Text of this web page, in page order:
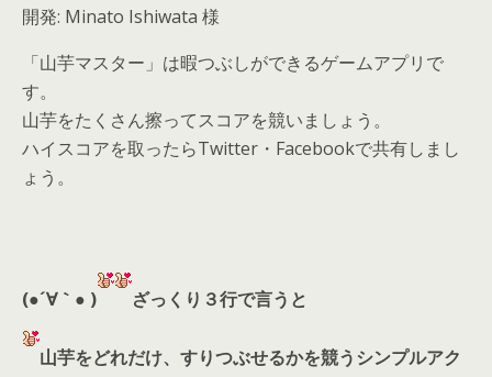
開発: Minato Ishiwata 様
「山芋マスター」は暇つぶしができるゲームアプリで
す。
山芋をたくさん擦ってスコアを競いましょう。
ハイスコアを取ったらTwitter・Facebookで共有しまし
ょう。
(●´∀｀● ) ざっくり３行で言うと
山芋をどれだけ、すりつぶせるかを競うシンプルアク